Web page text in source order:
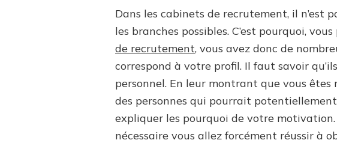
Dans les cabinets de recrutement, il n’est
les branches possibles. C’est pourquoi,
de recrutement, vous avez donc de
correspond à votre profil. Il faut savoir
personnel. En leur montrant que vous
des personnes qui pourrait
expliquer les pourquoi de votre motivation.
nécessaire vous allez forcément réussir à